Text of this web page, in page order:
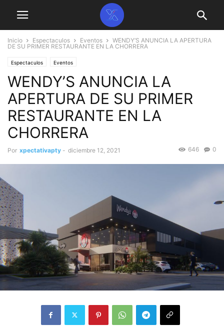
Inicio Espectaculos Eventos
WENDY’S ANUNCIA LA APERTURA
DE SU PRIMER RESTAURANTE EN LA CHORRERA
Espectaculos Eventos
WENDY’S ANUNCIA LA
APERTURA DE SU PRIMER
RESTAURANTE EN LA
CHORRERA
Por xpectativapty - diciembre 12, 2021 0
646